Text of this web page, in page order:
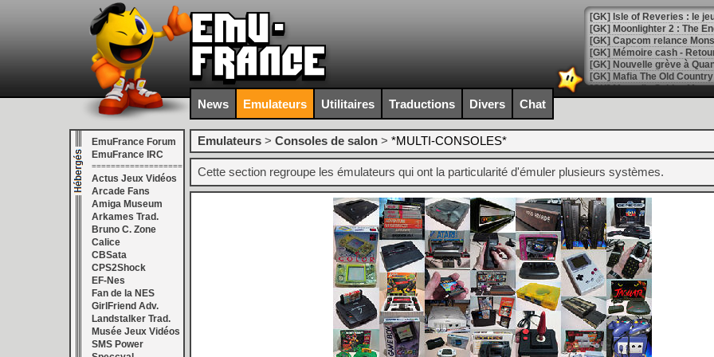
[GK] Isle of Reveries : le
[GK] Moonlighter 2 : The
[GK] Capcom relance
[Mo5] Deux inédits du
[GK] Le beat'em up The
[GK] Endless Legend 2 :
[LS] [PS5] Le WebKit
[GK] Oubliez Crazy Taxi,
[LS] [Switch] NSZ 5.0.0
[GK] No More Room in
[GK] Un chatbot Atelier
[GK] Mémoire cash -
[GK] Nvidia : le prix des
[GK] Suikoden Star Leap :
News Emulateurs Utilitaires Traductions Divers Chat
EmuFrance Forum
EmuFrance IRC
===================
Actus Jeux Vidéos
Arcade Fans
Amiga Museum
Arkames Trad.
Bruno C. Zone
Calice
CBSata
CPS2Shock
EF-Nes
Fan de la NES
GirlFriend Adv.
Landstalker Trad.
Musée Jeux Vidéos
SMS Power
Emulateurs > Consoles de salon > *MULTI-CONSOLES*
Cette section regroupe les émulateurs qui ont la particularité d'émuler plusieurs systèmes.